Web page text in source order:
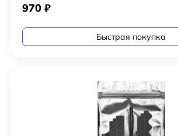
970 ₽
Быстрая покупка